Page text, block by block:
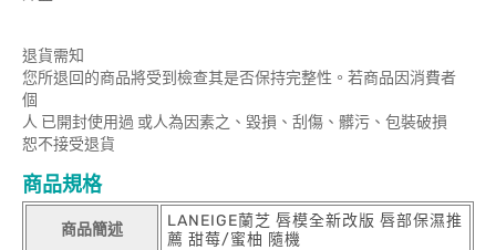
退貨需知
您所退回的商品將受到檢查其是否保持完整性。若商品因消費者
個
人 已開封使用過 或人為因素之、毀損、刮傷、髒污、包裝破損
恕不接受退貨
商品規格
商品簡述
LANEIGE蘭芝 唇模全新改版 唇部保濕推
薦 甜莓/蜜柚 隨機